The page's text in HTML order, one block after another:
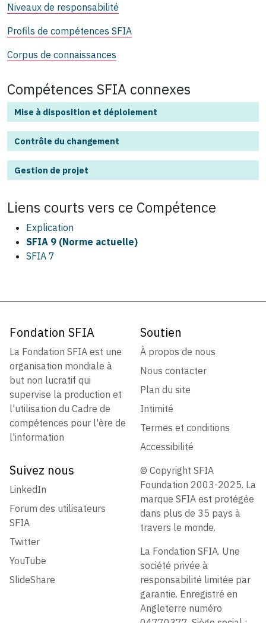
Niveaux de responsabilité
Profils de compétences SFIA
Corpus de connaissances
Compétences SFIA connexes
Mise à disposition et déploiement
Contrôle du changement
Gestion de projet
Liens courts vers ce Compétence
Explication
SFIA 9 (Norme actuelle)
SFIA 7
Fondation SFIA
La Fondation SFIA est une
organisation mondiale à
but non lucratif qui
supervise la production et
l'utilisation du Cadre de
compétences pour l'ère de
l'information
Soutien
À propos de nous
Nous contacter
Plan du site
Intimité
Termes et conditions
Accessibilité
Suivez nous
LinkedIn
Forum des utilisateurs
SFIA
Twitter
YouTube
SlideShare
© Copyright SFIA
Foundation 2003-2025. La
marque SFIA est protégée
dans plus de 35 pays à
travers le monde.
La Fondation SFIA. Une
société privée à
responsabilité limitée par
garantie. Enregistré en
Angleterre numéro